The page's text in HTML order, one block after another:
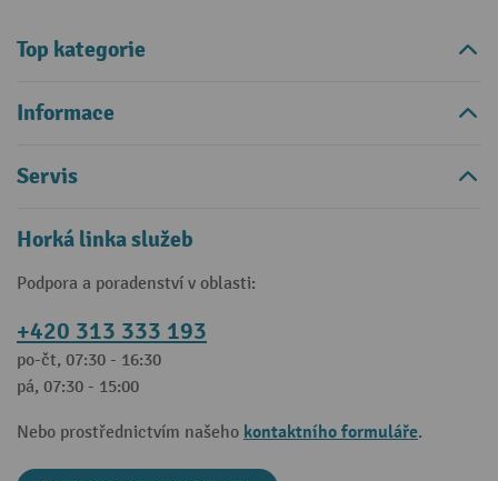
Top kategorie
Informace
Servis
Horká linka služeb
Podpora a poradenství v oblasti:
+420 313 333 193
po-čt, 07:30 - 16:30
pá, 07:30 - 15:00
Nebo prostřednictvím našeho kontaktního formuláře.